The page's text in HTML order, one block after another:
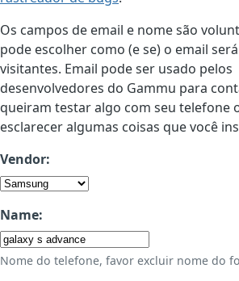
Os campos de email e nome são
pode escolher como (e se) o email
visitantes. Email pode ser usado pelos
desenvolvedores do Gammu para
queiram testar algo com seu telefone
esclarecer algumas coisas que você
Vendor:
Name:
Nome do telefone, favor excluir nome do